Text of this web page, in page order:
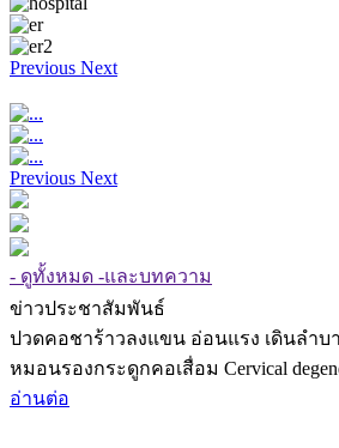
Previous Next
Previous Next
- ดูทั้งหมด -และบทความ
ข่าวประชาสัมพันธ์
ปวดคอชาร้าวลงแขน อ่อนแรง เดินลำบ
หมอนรองกระดูกคอเสื่อม Cervical
อ่านต่อ